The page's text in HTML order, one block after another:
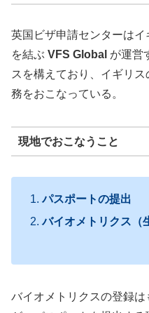
英国ビザ申請センターは
を結ぶ VFS Global が運営
スを構えており、イギリ
務をおこなっている。
現地でおこなうこと
パスポートの提出
バイオメトリクス（
バイオメトリクスの登録